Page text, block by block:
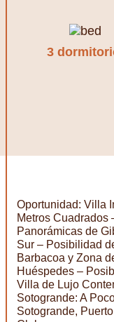
3
Oportunidad: Villa
Metros Cuadrados
Panorámicas de
Sur – Posibilidad
Barbacoa y Zona
Huéspedes –
Villa de Lujo
Sotogrande: A
Sotogrande,